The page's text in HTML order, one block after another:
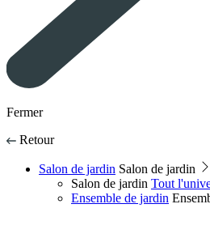
Fermer
Retour
Salon de jardin Salon de jardin
Salon de jardin Tout
Ensemble de jardin